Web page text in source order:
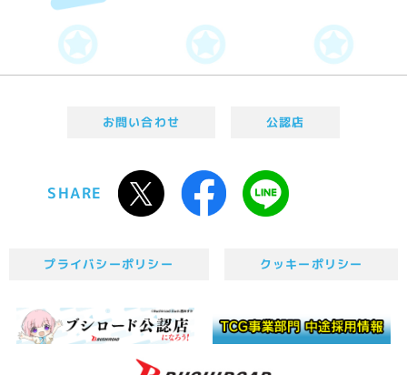
お問い合わせ 公認店
SHARE
プライバシーポリシー クッキーポリシー